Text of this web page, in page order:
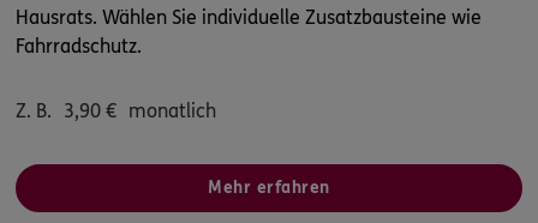
Hausrats. Wählen Sie individuelle Zusatzbausteine wie
Fahrradschutz.
Z. B. 3,90 € monatlich
Mehr erfahren